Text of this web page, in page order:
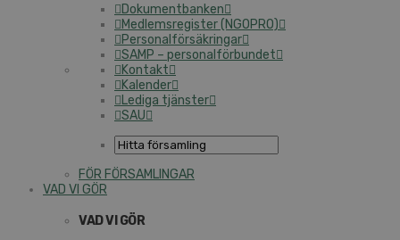
Dokumentbanken
Medlemsregister (NGOPRO)
Personalförsäkringar
SAMP – personalförbundet
Kontakt
Kalender
Lediga tjänster
SAU
FÖR FÖRSAMLINGAR
VAD VI GÖR
VAD VI GÖR